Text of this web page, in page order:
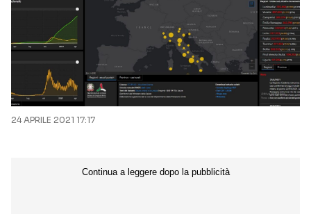
24 APRILE 2021 17:17